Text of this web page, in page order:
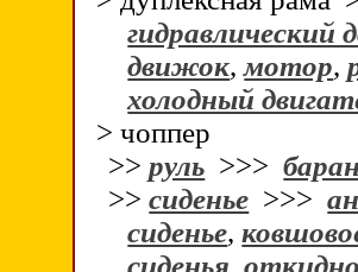
гидравлический
движок,мотор,
холодный
> чоппер
>>руль >>>
>>сиденье >>>
сиденье,
сиденья,